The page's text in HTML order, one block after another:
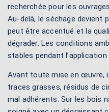
recherchée pour les
Au-delà, le séchage devient
peut être accentué et la
dégrader. Les conditions
stables pendant
Avant toute mise en œuvre,
traces grasses, résidus de
mal adhérents. Sur les bois